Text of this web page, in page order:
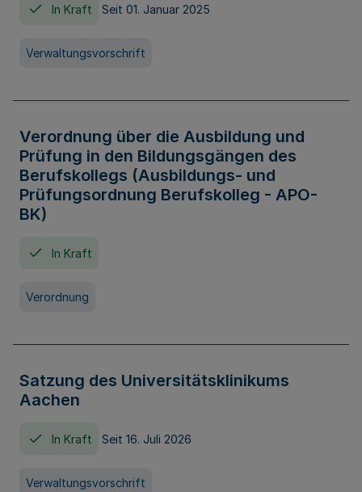
In Kraft Seit 01. Januar 2025
Verwaltungsvorschrift
Verordnung über die Ausbildung und
Prüfung in den Bildungsgängen des
Berufskollegs (Ausbildungs- und
Prüfungsordnung Berufskolleg - APO-
BK)
In Kraft
Verordnung
Satzung des Universitätsklinikums
Aachen
In Kraft Seit 16. Juli 2026
Verwaltungsvorschrift